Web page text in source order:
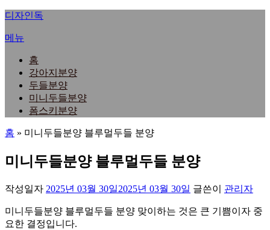
내
으
디자인독
메뉴
홈
강아지분양
두들분양
미니두들분양
폼스키분양
홈 » 미니두들분양 블루멀두들 분양
미니두들분양 블루멀두들 분양
작성일자 2025년 03월 30일2025년 03월 30일 글쓴이 관리자
미니두들분양 블루멀두들 분양 맞이하는 것은 큰 기쁨이자 중
요한 결정입니다.